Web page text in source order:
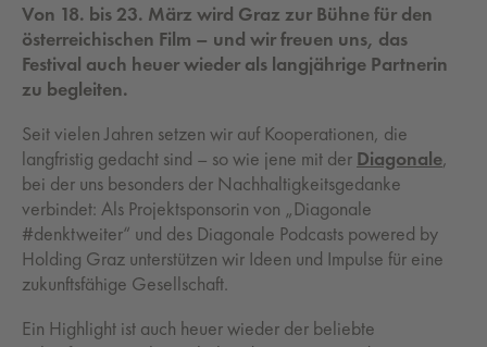
Von 18. bis 23. März wird Graz zur Bühne für den
österreichischen Film – und wir freuen uns, das
Festival auch heuer wieder als langjährige Partnerin
zu begleiten.
Seit vielen Jahren setzen wir auf Kooperationen, die
langfristig gedacht sind – so wie jene mit der Diagonale,
bei der uns besonders der Nachhaltigkeitsgedanke
verbindet: Als Projektsponsorin von „Diagonale
#denktweiter“ und des Diagonale Podcasts powered by
Holding Graz unterstützen wir Ideen und Impulse für eine
zukunftsfähige Gesellschaft.
Ein Highlight ist auch heuer wieder der beliebte